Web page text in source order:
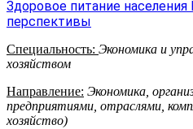
Здоровое питание населения
перспективы
Специальность: Экономика и
хозяйством
Направление: Экономика,
предприятиями, отраслями,
хозяйство)